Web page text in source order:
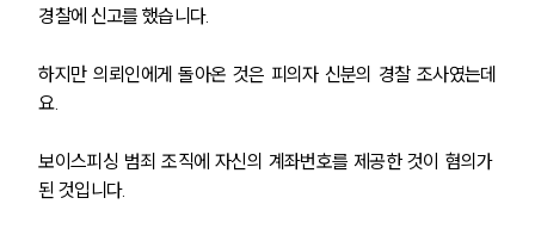
경찰에 신고를 했습니다.
하지만 의뢰인에게 돌아온 것은 피의자 신분의 경찰 조사였는데
요.
보이스피싱 범죄 조직에 자신의 계좌번호를 제공한 것이 혐의 가
된 것입니다.